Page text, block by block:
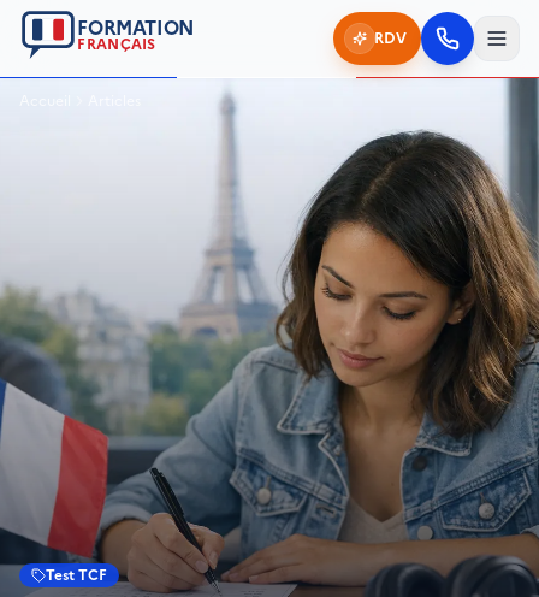
FORMATION
FRANÇAIS RDV
Test TCF